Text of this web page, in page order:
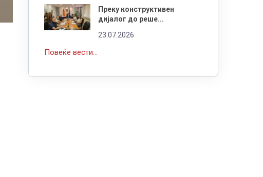
Преку конструктивен
дијалог до реше...
23.07.2026
Повеќе вести...